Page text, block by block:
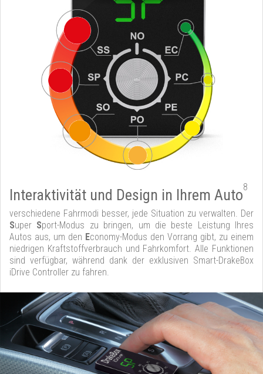
Interaktivität und Design in Ihrem Auto8
verschiedene Fahrmodi besser, jede Situation zu verwalten. Der
Super Sport-Modus zu bringen, um die beste Leistung Ihres
Autos aus, um den Economy-Modus den Vorrang gibt, zu einem
niedrigen Kraftstoffverbrauch und Fahrkomfort. Alle Funktionen
sind verfügbar, während dank der exklusiven Smart-DrakeBox
iDrive Controller zu fahren.